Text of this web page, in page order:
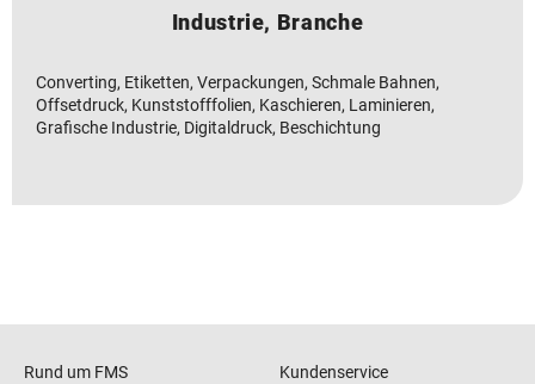
Industrie, Branche
Converting, Etiketten, Verpackungen, Schmale Bahnen,
Offsetdruck, Kunststofffolien, Kaschieren, Laminieren,
Grafische Industrie, Digitaldruck, Beschichtung
Rund um FMS
Kundenservice